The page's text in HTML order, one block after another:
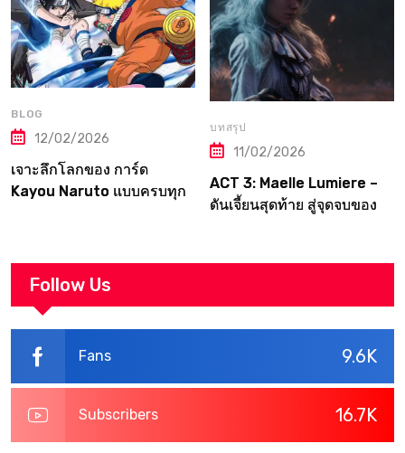
BLOG
12/02/2026
เจาะลึกโลกของ การ์ด
Kayou Naruto แบบครบทุก
บทสรุป
11/02/2026
ACT 3: Maelle Lumiere –
ดันเจี้ยนสุดท้าย สู่จุดจบของ
Follow Us
9.6K
Fans
16.7K
Subscribers